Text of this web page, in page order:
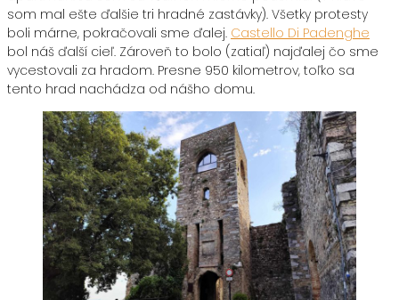
som mal ešte ďalšie tri hradné zastávky). Všetky protesty
boli márne, pokračovali sme ďalej. Castello Di Padenghe
bol náš ďalší cieľ. Zároveň to bolo (zatiaľ) najďalej čo sme
vycestovali za hradom. Presne 950 kilometrov, toľko sa
tento hrad nachádza od nášho domu.